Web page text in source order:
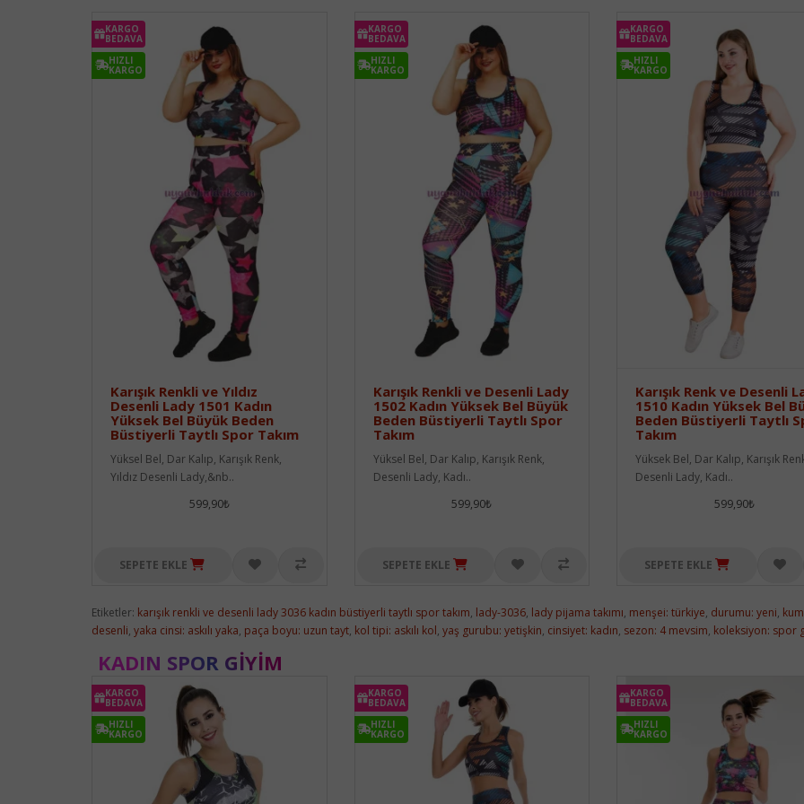
KARGO
BEDAVA
HIZLI
KARGO
Karışık Renkli ve Yıldız
Desenli Lady 1501 Kadın
Yüksek Bel Büyük Beden
Büstiyerli Taytlı Spor Takım
Yüksel Bel, Dar Kalıp, Karışık Renk,
Yıldız Desenli Lady,&nb..
599,90₺
SEPETE EKLE
KARGO
BEDAVA
HIZLI
KARGO
Karışık Renkli ve Desenli Lady
1502 Kadın Yüksek Bel Büyük
Beden Büstiyerli Taytlı Spor
Takım
Yüksel Bel, Dar Kalıp, Karışık Renk,
Desenli Lady, Kadı..
599,90₺
SEPETE EKLE
KARGO
BEDAVA
HIZLI
KARGO
Karışık Renk ve Desenli
1510 Kadın Yüksek Bel
Beden Büstiyerli Taytlı
Takım
Yüksek Bel, Dar Kalıp, Karışık
Desenli Lady, Kadı..
599,90₺
SEPETE EKLE
Etiketler: karışık renkli ve desenli lady 3036 kadın büstiyerli taytlı spor takım, lady-3036, lady pijama takımı, menşei: türkiye, durumu: yeni,
desenli, yaka cinsi: askılı yaka, paça boyu: uzun tayt, kol tipi: askılı kol, yaş gurubu: yetişkin, cinsiyet: kadın, sezon: 4 mevsim, koleksiyon: spor
KADIN SPOR GIYIM
KARGO
BEDAVA
HIZLI
KARGO
KARGO
BEDAVA
HIZLI
KARGO
KARGO
BEDAVA
HIZLI
KARGO